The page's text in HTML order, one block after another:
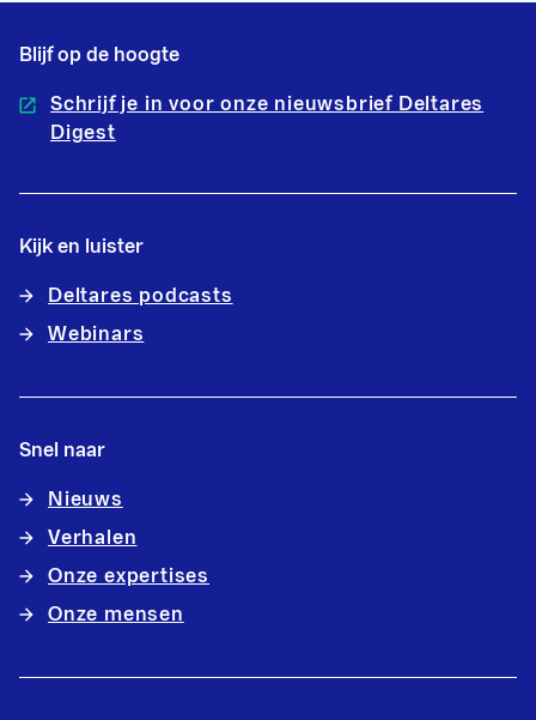
Blijf op de hoogte
Schrijf je in voor onze nieuwsbrief Deltares
Digest
Kijk en luister
Deltares podcasts
Webinars
Snel naar
Nieuws
Verhalen
Onze expertises
Onze mensen